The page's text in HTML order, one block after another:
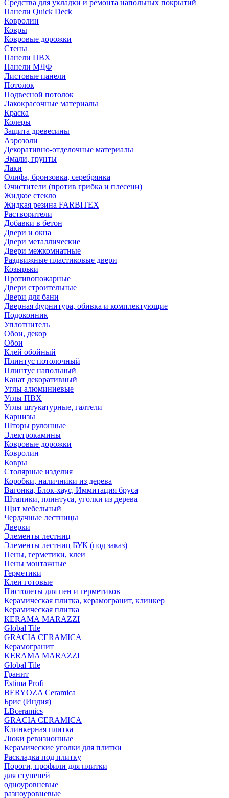
Средства для укладки и ремонта напольных покрытий
Панели Quick Deck
Ковролин
Ковры
Ковровые дорожки
Стены
Панели ПВХ
Панели МДФ
Листовые панели
Потолок
Подвесной потолок
Лакокрасочные материалы
Краска
Колеры
Защита древесины
Аэрозоли
Декоративно-отделочные материалы
Эмали, грунты
Лаки
Олифа, бронзовка, серебрянка
Очистители (против грибка и плесени)
Жидкое стекло
Жидкая резина FARBITEX
Растворители
Добавки в бетон
Двери и окна
Двери металлические
Двери межкомнатные
Раздвижные пластиковые двери
Козырьки
Противопожарные
Двери строительные
Двери для бани
Дверная фурнитура, обивка и комплектующие
Подоконник
Уплотнитель
Обои, декор
Обои
Клей обойный
Плинтус потолочный
Плинтус напольный
Канат декоративный
Углы алюминиевые
Углы ПВХ
Углы штукатурные, галтели
Карнизы
Шторы рулонные
Электрокамины
Ковровые дорожки
Ковролин
Ковры
Столярные изделия
Коробки, наличники из дерева
Вагонка, Блок-хаус, Иммитация бруса
Штапики, плинтуса, уголки из дерева
Щит мебельный
Чердачные лестницы
Дверки
Элементы лестниц
Элементы лестниц БУК (под заказ)
Пены, герметики, клеи
Пены монтажные
Герметики
Клеи готовые
Пистолеты для пен и герметиков
Керамическая плитка, керамогранит, клинкер
Керамическая плитка
КЕRАМА MARAZZI
Global Tile
GRACIA CERAMICA
Керамогранит
KERAMA MARAZZI
Global Tile
Гранит
Estima Profi
BERYOZA Ceramica
Брис (Индия)
LBceramics
GRACIA CERAMICA
Клинкерная плитка
Люки ревизионные
Керамические уголки для плитки
Раскладка под плитку
Пороги, профили для плитки
для ступеней
одноуровневые
разноуровневые